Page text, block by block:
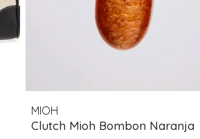
MIOH
Clutch Mioh Bombon Naranja